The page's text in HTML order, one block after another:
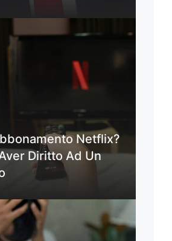
Netflix?
Diritto Ad Un